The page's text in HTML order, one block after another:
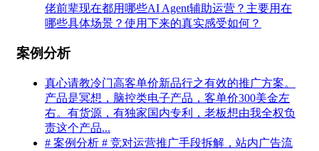
佬前辈现在都用哪些AI Agent辅助运营？主要用在
哪些具体场景？使用下来的真实感受如何？
案例分析
真心请教冷门高客单价新品行之有效的推广方案。
产品是冥想，脑控类电子产品，客单价300美金左
右。有货源，有独家国内专利，老板想由我全权负
责这个产品...
# 案例分析 # 竞对运营推广手段拆解，站内广告流